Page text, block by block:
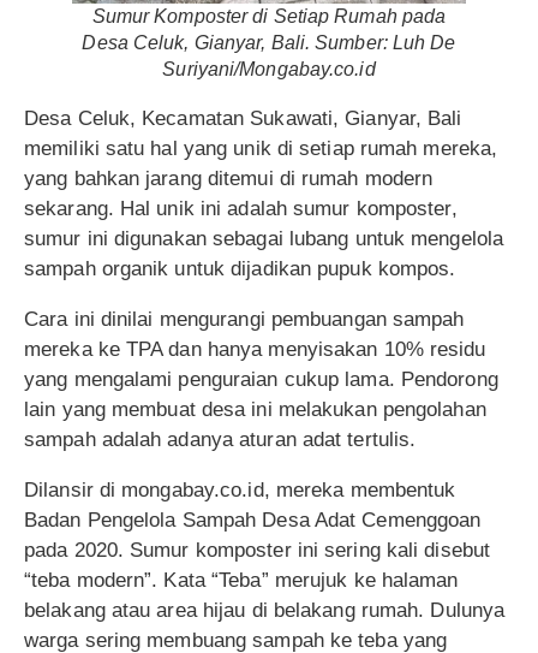
Sumur Komposter di Setiap Rumah pada
Desa Celuk, Gianyar, Bali. Sumber: Luh De
Suriyani/Mongabay.co.id
Desa Celuk, Kecamatan Sukawati, Gianyar, Bali
memiliki satu hal yang unik di setiap rumah mereka,
yang bahkan jarang ditemui di rumah modern
sekarang. Hal unik ini adalah sumur komposter,
sumur ini digunakan sebagai lubang untuk mengelola
sampah organik untuk dijadikan pupuk kompos.
Cara ini dinilai mengurangi pembuangan sampah
mereka ke TPA dan hanya menyisakan 10% residu
yang mengalami penguraian cukup lama. Pendorong
lain yang membuat desa ini melakukan pengolahan
sampah adalah adanya aturan adat tertulis.
Dilansir di mongabay.co.id, mereka membentuk
Badan Pengelola Sampah Desa Adat Cemenggoan
pada 2020. Sumur komposter ini sering kali disebut
“teba modern”. Kata “Teba” merujuk ke halaman
belakang atau area hijau di belakang rumah. Dulunya
warga sering membuang sampah ke teba yang